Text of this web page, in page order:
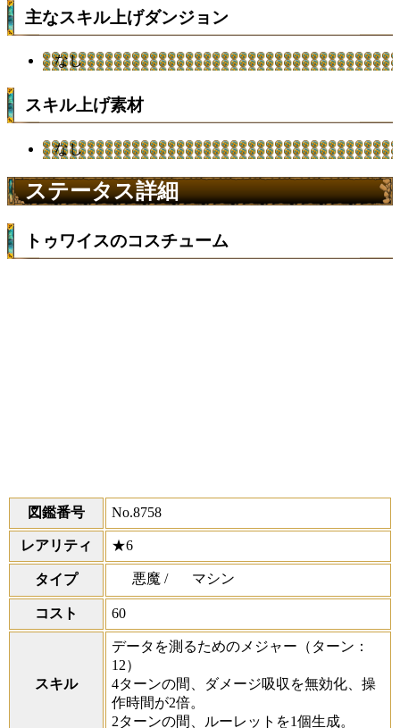
主なスキル上げダンジョン
なし
スキル上げ素材
なし
ステータス詳細
トゥワイスのコスチューム
図鑑番号 No.8758
レアリティ ★6
タイプ 悪魔 / マシン
コスト 60
スキル
データを測るためのメジャー （ターン：
12）
4ターンの間、ダメージ吸収を無効化、操
作時間が2倍。
2ターンの間、ルーレットを1個生成。